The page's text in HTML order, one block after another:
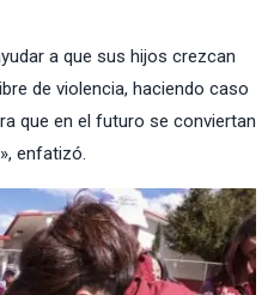
a que sus hijos crezcan
de violencia, haciendo caso
que en el futuro se conviertan
enfatizó.